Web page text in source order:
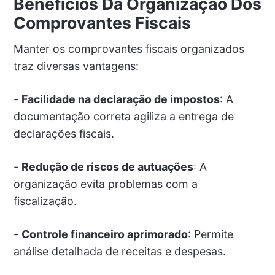
Comprovantes Fiscais
Manter os comprovantes fiscais organizados
traz diversas vantagens:
- Facilidade na declaração de impostos: A
documentação correta agiliza a entrega de
declarações fiscais.
- Redução de riscos de autuações: A
organização evita problemas com a
fiscalização.
- Controle financeiro aprimorado: Permite
análise detalhada de receitas e despesas.